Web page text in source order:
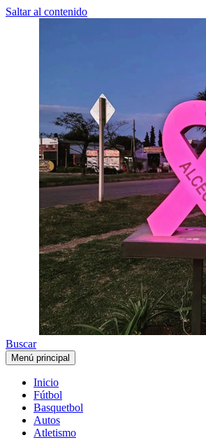
Saltar al contenido
Buscar
Menú principal
Inicio
Fútbol
Basquetbol
Autos
Atletismo